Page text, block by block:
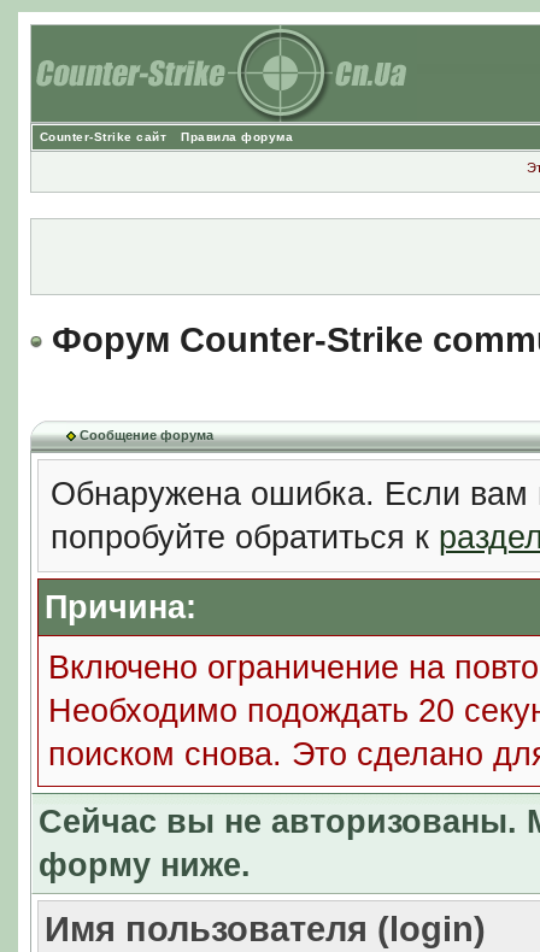
Counter-Strike сайт Правила форума
Форум Counter-Strike
Сообщение форума
Обнаружена ошибка. Если вам
попробуйте обратиться к
Причина:
Включено ограничение на
Необходимо подождать 20
поиском снова. Это сделано
Сейчас вы не авторизованы.
форму ниже.
Имя пользователя (login)